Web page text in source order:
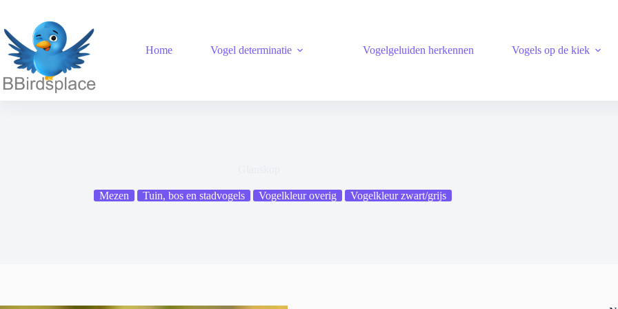
de
inhoud
Home Vogel determinatie Vogelgeluiden herkennen Vogels op de kiek
Mezen Tuin, bos en stadvogels Vogelkleur overig Vogelkleur zwart/grijs